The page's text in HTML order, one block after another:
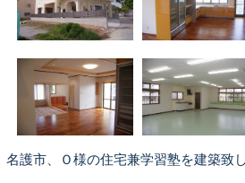
名護市、Ｏ様の住宅兼学習塾を建築致し